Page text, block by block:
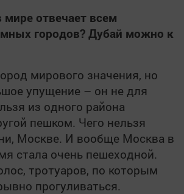
мире отвечает всем
городов? Дубай можно к
мирового значения, но
упущение – он не для
из одного района
пешком. Чего нельзя
Москве. И вообще Москва в
стала очень пешеходной.
тротуаров, по которым
прогуливаться.